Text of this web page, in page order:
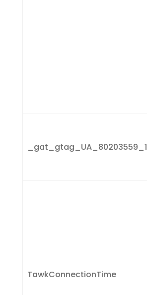
_gat_gtag_UA_80203559_1
TawkConnectionTime